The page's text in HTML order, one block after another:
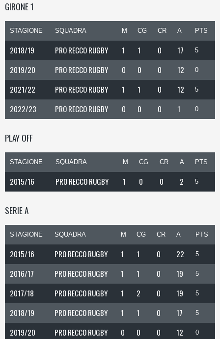
GIRONE 1
STAGIONE SQUADRA M CG CR A PTS
2018/19 PRO RECCO RUGBY 1 1 0 17 5
2019/20 PRO RECCO RUGBY 0 0 0 12 0
2021/22 PRO RECCO RUGBY 1 1 0 12 5
2022/23 PRO RECCO RUGBY 0 0 0 1 0
PLAY OFF
STAGIONE SQUADRA M CG CR A PTS
2015/16 PRO RECCO RUGBY 1 0 0 2 5
SERIE A
STAGIONE SQUADRA M CG CR A PTS
2015/16 PRO RECCO RUGBY 1 1 0 22 5
2016/17 PRO RECCO RUGBY 1 1 0 19 5
2017/18 PRO RECCO RUGBY 1 2 0 19 5
2018/19 PRO RECCO RUGBY 1 1 0 17 5
2019/20 PRO RECCO RUGBY 0 0 0 12 0